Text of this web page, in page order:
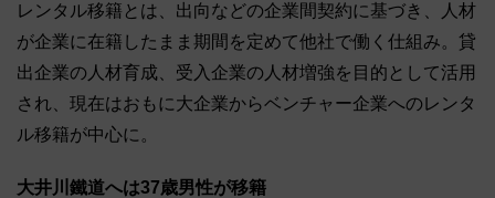
レンタル移籍とは、出向などの企業間契約に基づき、人材
が企業に在籍したまま期間を定めて他社で働く仕組み。貸
出企業の人材育成、受入企業の人材増強を目的として活用
され、現在はおもに大企業からベンチャー企業へのレンタ
ル移籍が中心に。
大井川鐵道へは37歳男性が移籍